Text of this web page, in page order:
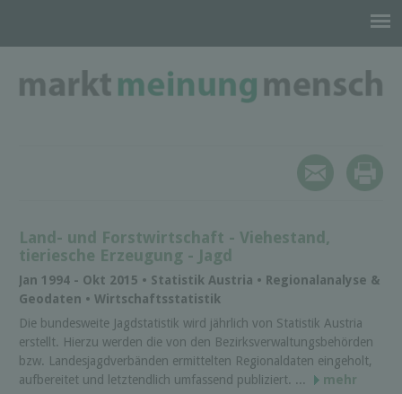
Land- und Forstwirtschaft - Viehestand,
tieriesche Erzeugung - Jagd
Jan 1994 - Okt 2015 • Statistik Austria • Regionalanalyse &
Geodaten • Wirtschaftsstatistik
Die bundesweite Jagdstatistik wird jährlich von Statistik Austria
erstellt. Hierzu werden die von den Bezirksverwaltungsbehörden
bzw. Landesjagdverbänden ermittelten Regionaldaten eingeholt,
aufbereitet und letztendlich umfassend publiziert. ...
mehr